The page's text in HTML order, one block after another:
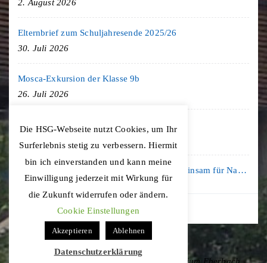
2. August 2026
Elternbrief zum Schuljahresende 2025/26
30. Juli 2026
Mosca-Exkursion der Klasse 9b
26. Juli 2026
Freiburg-Exkursion des Geschichte LK
20. Juli 2026
Kooperation mit der KLIMA ARENA: Gemeinsam für Nachhaltigkeit und Klimaschutz
16. Juli 2026
Die HSG-Webseite nutzt Cookies, um Ihr
Surferlebnis stetig zu verbessern. Hiermit
bin ich einverstanden und kann meine
Einwilligung jederzeit mit Wirkung für
die Zukunft widerrufen oder ändern.
Cookie Einstellungen
Akzeptieren Ablehnen
Datenschutzerklärung